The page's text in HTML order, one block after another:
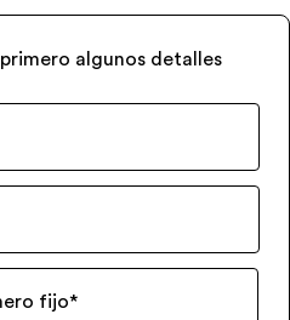
algunos detalles
fijo*